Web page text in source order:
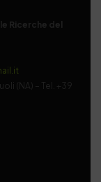
Ricerche del
(NA) – Tel. +39